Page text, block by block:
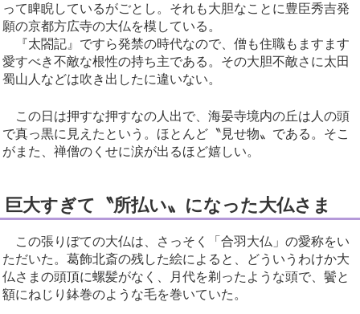
って睥睨しているがごとし。それも大胆なことに豊臣秀吉発
願の京都方広寺の大仏を模している。
『太閤記』ですら発禁の時代なので、僧も住職もますます
愛すべき不敵な根性の持ち主である。その大胆不敵さに太田
蜀山人などは吹き出したに違いない。
この日は押すな押すなの人出で、海晏寺境内の丘は人の頭
で真っ黒に見えたという。ほとんど〝見せ物〟である。そこ
がまた、禅僧のくせに涙が出るほど嬉しい。
巨大すぎて〝所払い〟になった大仏さま
この張りぼての大仏は、さっそく「合羽大仏」の愛称をい
ただいた。葛飾北斎の残した絵によると、どういうわけか大
仏さまの頭頂に螺髪がなく、月代を剃ったような頭で、鬢と
額にねじり鉢巻のような毛を巻いていた。